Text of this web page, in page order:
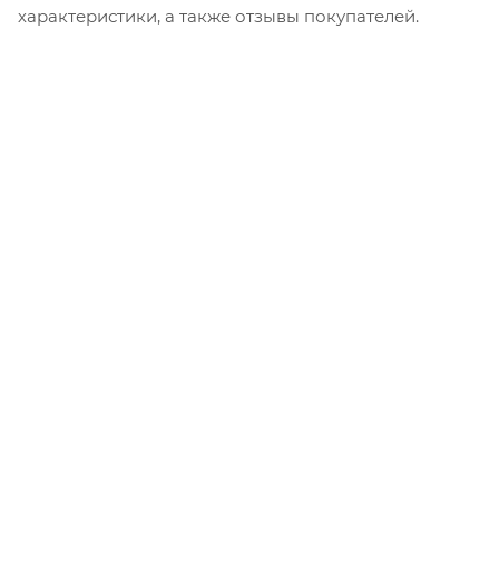
характеристики, а также отзывы покупателей.